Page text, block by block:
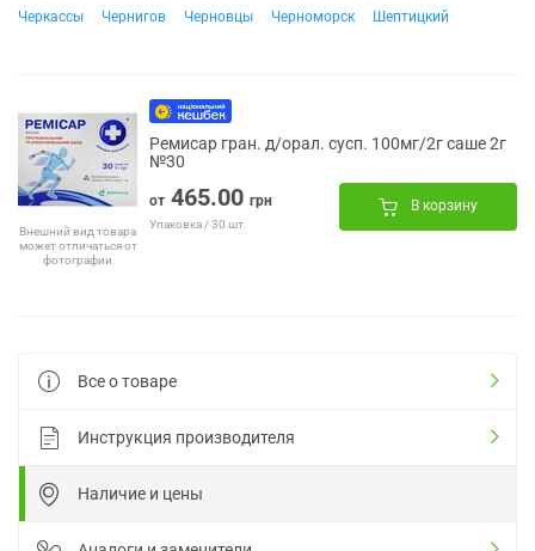
Черкассы
Чернигов Черновцы Черноморск Шептицкий
Внешний вид товара
может отличаться от
фотографии
Ремисар гран. д/орал. сусп. 100мг/2г саше 2г
№30
от 465.00 грн
Упаковка / 30 шт.
В корзину
Все о товаре
Инструкция производителя
Наличие и цены